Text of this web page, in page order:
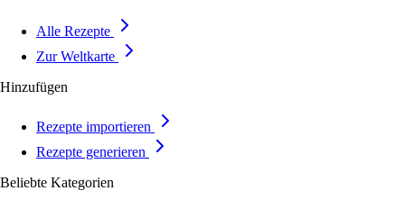
Alle Rezepte
Zur Weltkarte
Hinzufügen
Rezepte importieren
Rezepte generieren
Beliebte Kategorien